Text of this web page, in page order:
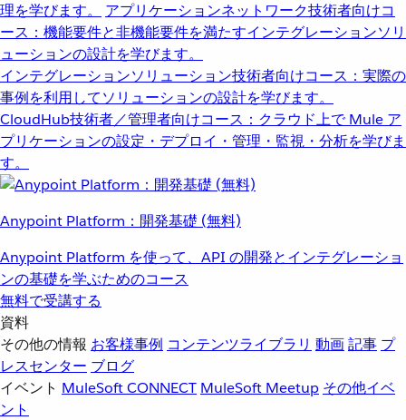
理を学びます。 アプリケーションネットワーク技術者向けコ
ース：機能要件と非機能要件を満たすインテグレーションソリ
ューションの設計を学びます。
インテグレーションソリューション技術者向けコース：実際の
事例を利用してソリューションの設計を学びます。
CloudHub技術者／管理者向けコース：クラウド上で Mule ア
プリケーションの設定・デプロイ・管理・監視・分析を学びま
す。
Anypoint Platform：開発基礎 (無料)
Anypoint Platform を使って、API の開発とインテグレーショ
ンの基礎を学ぶためのコース
無料で受講する
資料
その他の情報 お客様事例 コンテンツライブラリ 動画記事 プ
レスセンター ブログ
イベント MuleSoft CONNECT MuleSoft Meetup その他イベ
ント